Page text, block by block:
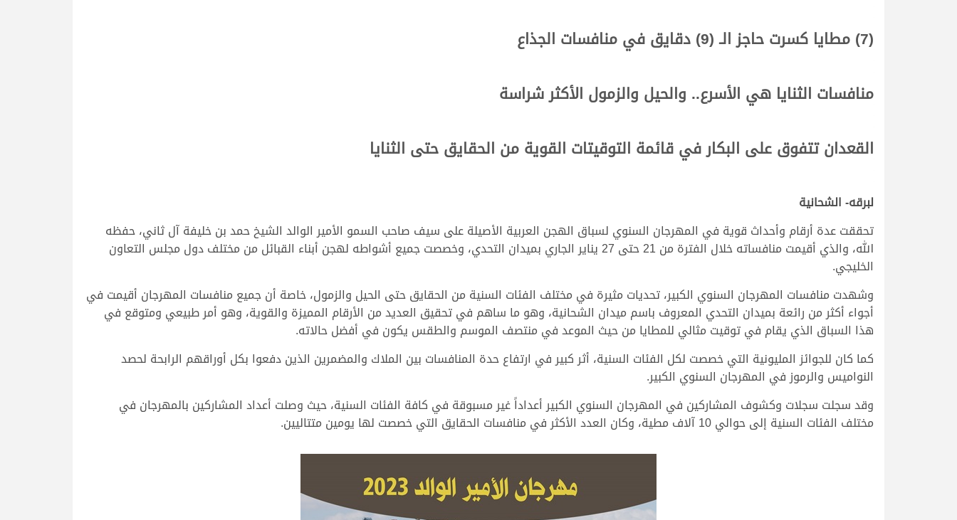
(7) مطايا كسرت حاجز الـ (9) دقايق في منافسات الجذاع
منافسات الثنايا هي الأسرع.. والحيل والزمول الأكثر شراسة
القعدان تتفوق على البكار في قائمة التوقيتات القوية من الحقايق حتى الثنايا
لبرقه- الشحانية
تحققت عدة أرقام وأحداث قوية في المهرجان السنوي لسباق الهجن العربية الأصيلة على سيف صاحب السمو الأمير الوالد الشيخ حمد بن خليفة آل ثاني، حفظه
الله، والذي أقيمت منافساته خلال الفترة من 21 حتى 27 يناير الجاري بميدان التحدي، وخصصت جميع أشواطه لهجن أبناء القبائل من مختلف دول مجلس التعاون
الخليجي.
وشهدت منافسات المهرجان السنوي الكبير، تحديات مثيرة في مختلف الفئات السنية من الحقايق حتى الحيل والزمول، خاصة أن جميع منافسات المهرجان أقيمت في
أجواء أكثر من رائعة بميدان التحدي المعروف باسم ميدان الشحانية، وهو ما ساهم في تحقيق العديد من الأرقام المميزة والقوية، وهو أمر طبيعي ومتوقع في
هذا السباق الذي يقام في توقيت مثالي للمطايا من حيث الموعد في منتصف الموسم والطقس يكون في أفضل حالاته.
كما كان للجوائز المليونية التي خصصت لكل الفئات السنية، أثر كبير في ارتفاع حدة المنافسات بين الملاك والمضمرين الذين دفعوا بكل أوراقهم الرابحة لحصد
النواميس والرموز في المهرجان السنوي الكبير.
وقد سجلت سجلات وكشوف المشاركين في المهرجان السنوي الكبير أعداداً غير مسبوقة في كافة الفئات السنية، حيث وصلت أعداد المشاركين بالمهرجان في
مختلف الفئات السنية إلى حوالي 10 آلاف مطية، وكان العدد الأكثر في منافسات الحقايق التي خصصت لها يومين متتاليين.